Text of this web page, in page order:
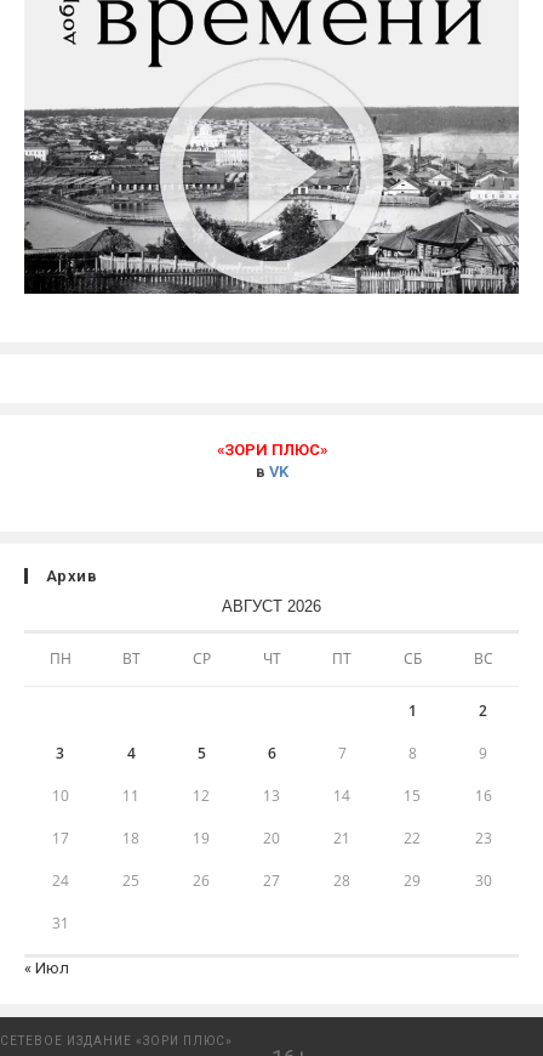
«ЗОРИ ПЛЮС»
в VK
Архив
АВГУСТ 2026
ПН ВТ СР ЧТ ПТ СБ ВС
1 2
3 4 5 6 7 8 9
10 11 12 13 14 15 16
17 18 19 20 21 22 23
24 25 26 27 28 29 30
31
« Июл
СЕТЕВОЕ ИЗДАНИЕ «ЗОРИ ПЛЮС»